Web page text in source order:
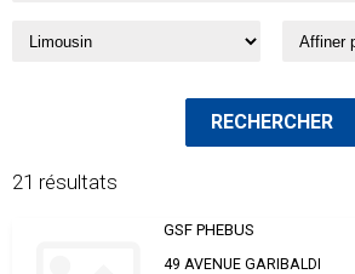
21 résultats
GSF PHEBUS
49 AVENUE GARIBALDI